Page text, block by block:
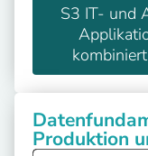
S3 IT- und
Produktion